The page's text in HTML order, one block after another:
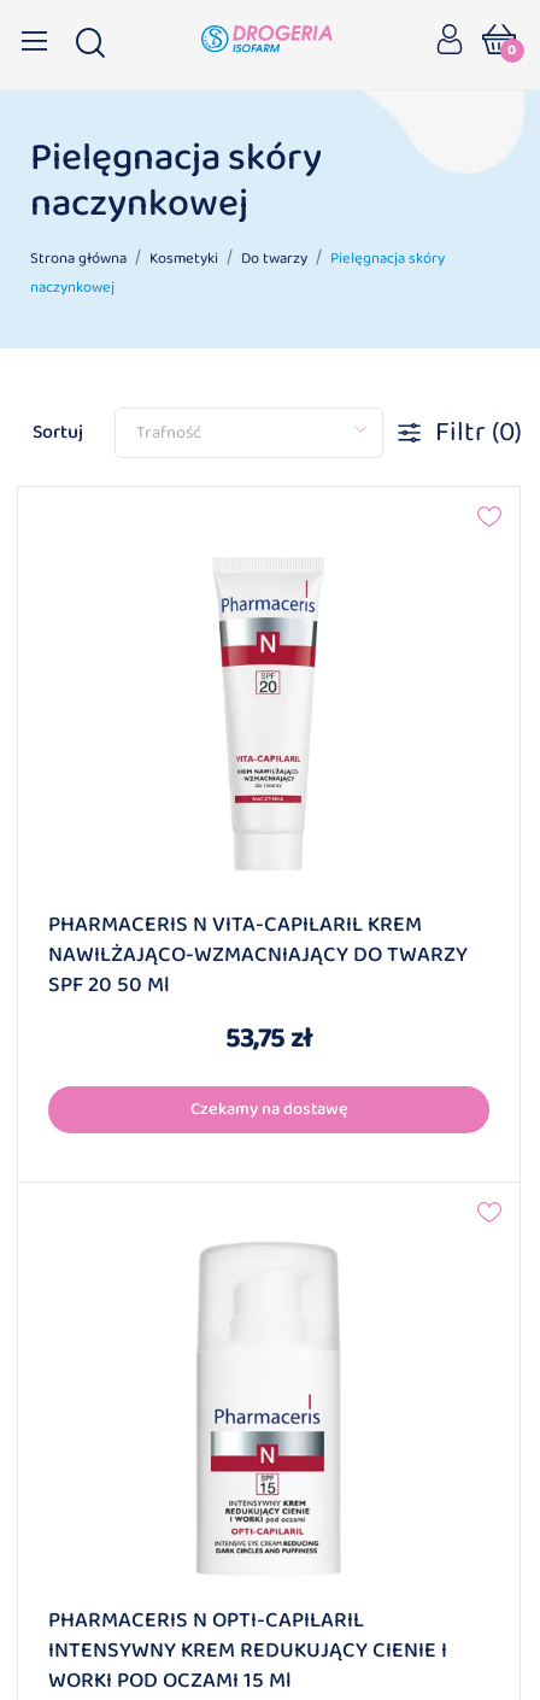
0
Pielęgnacja skóry
naczynkowej
Strona główna Kosmetyki Do twarzy
Pielęgnacja skóry
naczynkowej
Sortuj Trafność Filtr(0)
PHARMACERIS N VITA-CAPILARIL KREM
NAWILŻAJĄCO-WZMACNIAJĄCY DO TWARZY
SPF 20 50 Ml
53,75 zł
Czekamy na dostawę
PHARMACERIS N OPTI-CAPILARIL
INTENSYWNY KREM REDUKUJĄCY CIENIE I
WORKI POD OCZAMI 15 Ml